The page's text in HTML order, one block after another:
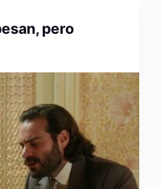
pero